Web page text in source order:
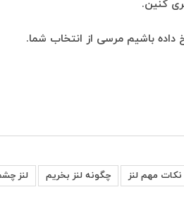
کنین.
داده باشیم مرسی از انتخاب شما.
نکات مهم لنز چگونه لنز بخریم لنز